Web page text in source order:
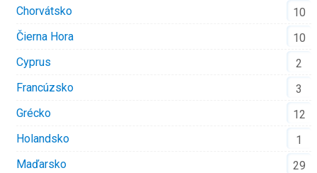
Chorvátsko
10
Čierna Hora
10
Cyprus
2
Francúzsko
3
Grécko
12
Holandsko
1
Maďarsko
29